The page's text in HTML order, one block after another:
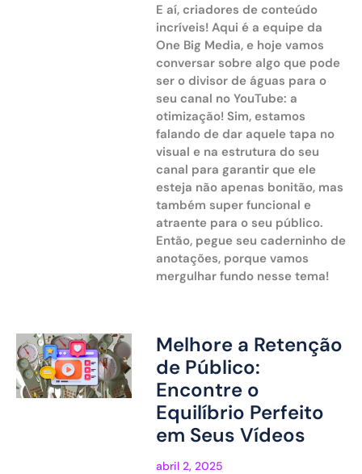
E aí, criadores de conteúdo
incríveis! Aqui é a equipe da
One Big Media, e hoje vamos
conversar sobre algo que pode
ser o divisor de águas para o
seu canal no YouTube: a
otimização! Sim, estamos
falando de dar aquele tapa no
visual e na estrutura do seu
canal para garantir que ele
esteja não apenas bonitão, mas
também super funcional e
atraente para o seu público.
Então, pegue seu caderninho de
anotações, porque vamos
mergulhar fundo nesse tema!
Melhore a Retenção
de Público:
Encontre o
Equilíbrio Perfeito
em Seus Vídeos
abril 2, 2025